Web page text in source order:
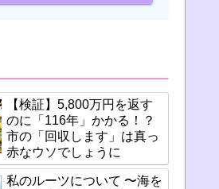
【検証】5,800万円を返す
のに「116年」かかる！？
市の「回収します」は真っ
赤なウソでしょうに
私のルーツについて 〜海を